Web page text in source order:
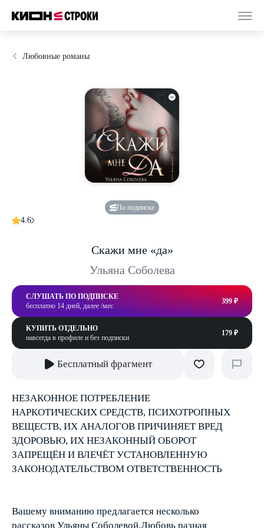
Любовные романы
По подписке
4.6
Скажи мне «да»
Ульяна Соболева
СЛУШАТЬ ПО ПОДПИСКЕ
бесплатно 14 дней, далее /мес
399 ₽
КУПИТЬ ОТДЕЛЬНО
навсегда в профиле и без подписки
179 ₽
Бесплатный фрагмент
НЕЗАКОННОЕ ПОТРЕБЛЕНИЕ
НАРКОТИЧЕСКИХ СРЕДСТВ, ПСИХОТРОПНЫХ
ВЕЩЕСТВ, ИХ АНАЛОГОВ ПРИЧИНЯЕТ ВРЕД
ЗДОРОВЬЮ, ИХ НЕЗАКОННЫЙ ОБОРОТ
ЗАПРЕЩЁН И ВЛЕЧЁТ УСТАНОВЛЕННУЮ
ЗАКОНОДАТЕЛЬСТВОМ ОТВЕТСТВЕННОСТЬ
Вашему вниманию предлагается несколько
рассказов Ульяны Соболевой.Любовь разная